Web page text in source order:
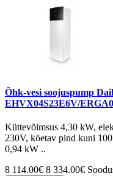
Õhk-vesi soojuspump
EHVX04S23E6V/
Küttevõimsus 4,30 kW,
230V, köetav pind kuni
0,94 kW ..
8 114.00€ 8 334.00€